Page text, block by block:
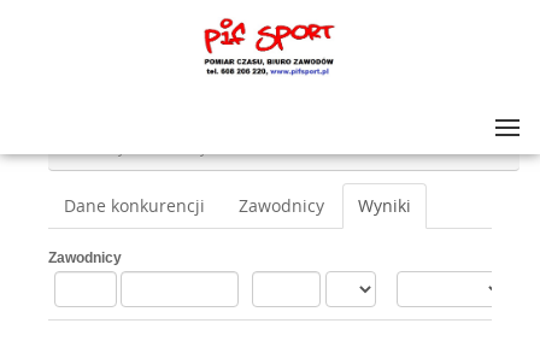
Dane konkurencji Zawodnicy Wyniki
Zawodnicy